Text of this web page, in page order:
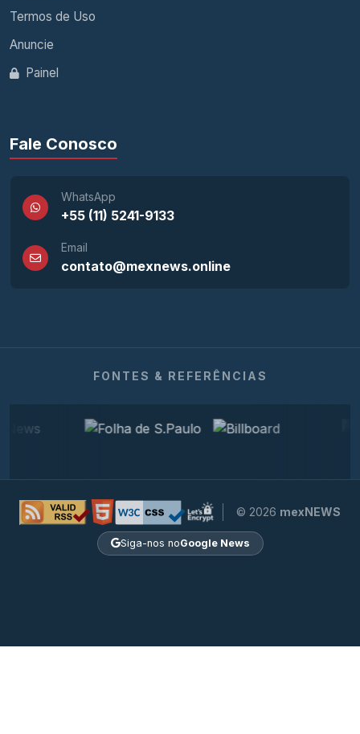
Termos de Uso
Anuncie
Painel
Fale Conosco
WhatsApp
+55 (11) 5241-9133
Email
contato@mexnews.online
FONTES & REFERÊNCIAS
© 2026 mexNEWS
Siga-nos noGoogle News